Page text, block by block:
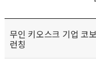
무인 키오스크 기업 코
런칭